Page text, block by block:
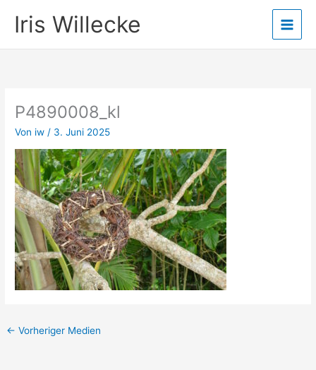
InhaltIris Willecke
P4890008_kl
Von iw / 3. Juni 2025
← Vorheriger Medien